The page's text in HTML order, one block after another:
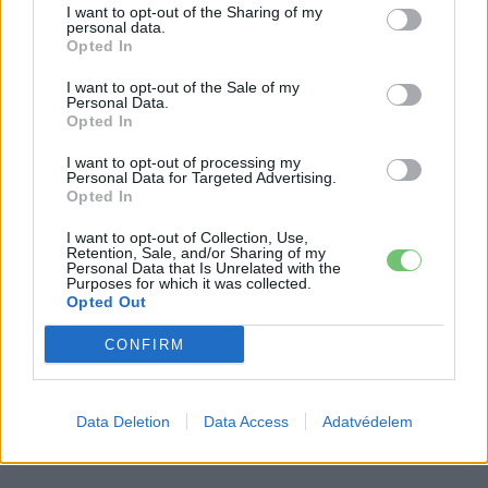
I want to opt-out of the Sharing of my
personal data.
Opted In
I want to opt-out of the Sale of my
Personal Data.
Opted In
I want to opt-out of processing my
Personal Data for Targeted Advertising.
Opted In
I want to opt-out of Collection, Use,
Retention, Sale, and/or Sharing of my
Personal Data that Is Unrelated with the
Purposes for which it was collected.
Opted Out
CONFIRM
Data Deletion Data Access Adatvédelem